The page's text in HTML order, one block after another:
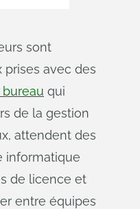
sont
prises avec des
qui
de la gestion
attendent des
informatique
de licence et
entre équipes